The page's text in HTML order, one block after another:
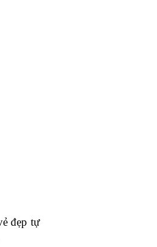
đẹp tự